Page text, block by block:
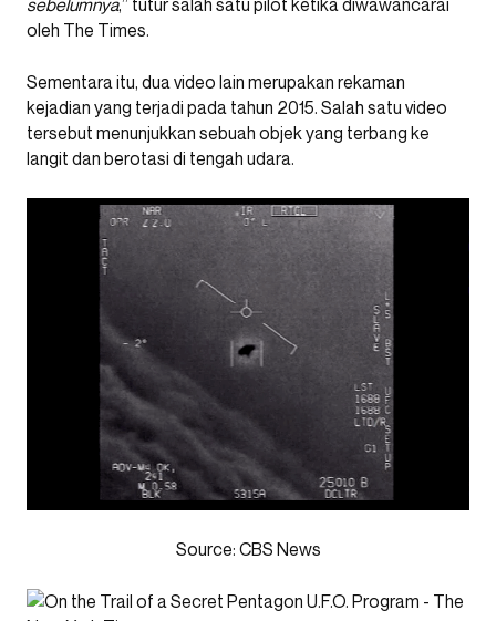
oleh The Times.
Sementara itu, dua video lain merupakan rekaman
kejadian yang terjadi pada tahun 2015. Salah satu video
tersebut menunjukkan sebuah objek yang terbang ke
langit dan berotasi di tengah udara.
Source: CBS News